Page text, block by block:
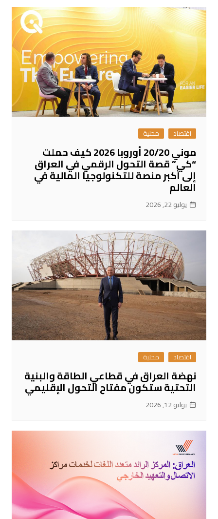
اقتصاد محلية
موني 20/20 أوروبا 2026 كيف حملت
“كي” قصة التحول الرقمي في العراق
إلى أكبر منصة للتكنولوجيا المالية في
العالم
يوليو 22, 2026
اقتصاد محلية
نهضة العراق في قطاعي الطاقة والبنية
التحتية ستكون مفتاح التحول الإقليمي
يوليو 12, 2026